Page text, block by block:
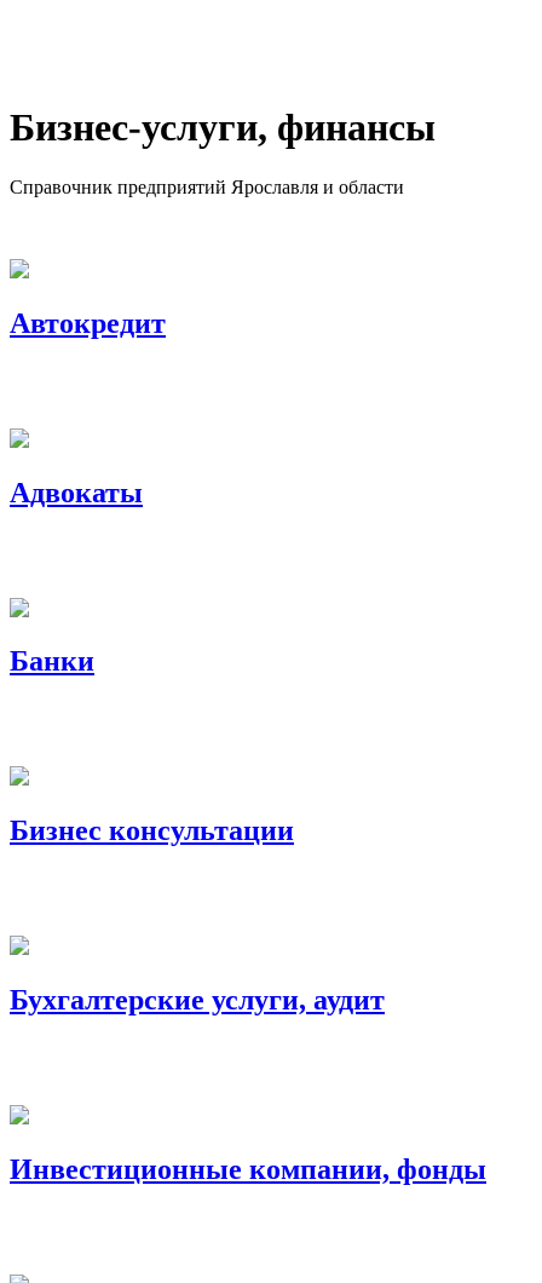
Бизнес-услуги, финансы
Справочник предприятий Ярославля и области
Автокредит
Адвокаты
Банки
Бизнес консультации
Бухгалтерские услуги, аудит
Инвестиционные компании, фонды